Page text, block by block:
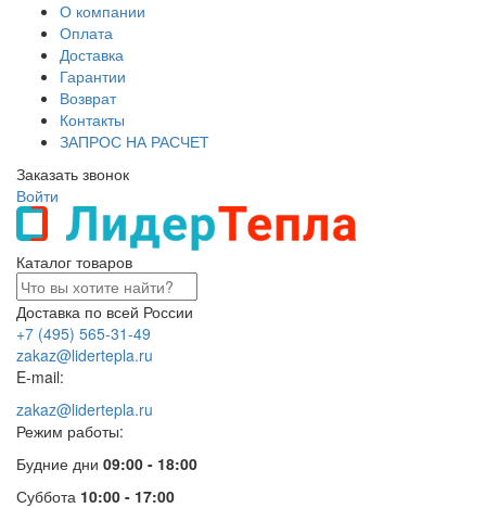
О компании
Оплата
Доставка
Гарантии
Возврат
Контакты
ЗАПРОС НА РАСЧЕТ
Заказать звонок
Войти
Каталог товаров
Доставка по всей России
+7 (495) 565-31-49
zakaz@lidertepla.ru
E-mail:
zakaz@lidertepla.ru
Режим работы:
Будние дни 09:00 - 18:00
Суббота 10:00 - 17:00